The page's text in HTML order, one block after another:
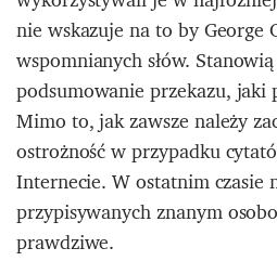
nie wskazuje na to by George
wspomnianych słów.
podsumowanie przekazu, jaki
Mimo to, jak zawsze należy
ostrożność w przypadku
Internecie. W ostatnim czasie
przypisywanych znanym
prawdziwe.